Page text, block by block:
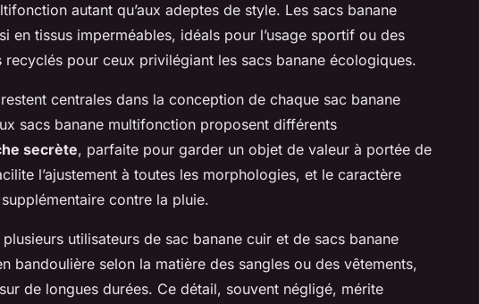
autant qu’aux adeptes de style. Les sacs banane
en tissus imperméables, idéals pour l’usage sportif ou des
recyclés pour ceux privilégiant les sacs banane écologiques.
centrales dans la conception de chaque sac banane
sacs banane multifonction proposent différents
secrète, parfaite pour garder un objet de valeur à portée de
l’ajustement à toutes les morphologies, et le caractère
contre la pluie.
utilisateurs de sac banane cuir et de sacs banane
bandoulière selon la matière des sangles ou des vêtements,
de longues durées. Ce détail, souvent négligé, mérite